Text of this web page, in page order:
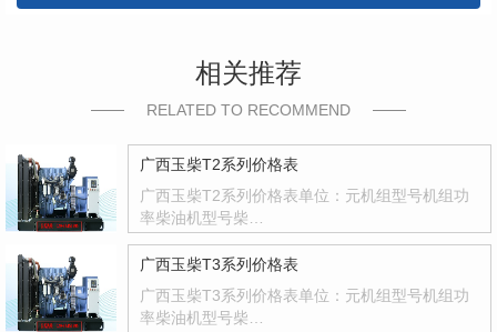
相关推荐
RELATED TO RECOMMEND
广西玉柴T2系列价格表
广西玉柴T2系列价格表单位：元机组型号机组功
率柴油机型号柴…
广西玉柴T3系列价格表
广西玉柴T3系列价格表单位：元机组型号机组功
率柴油机型号柴…